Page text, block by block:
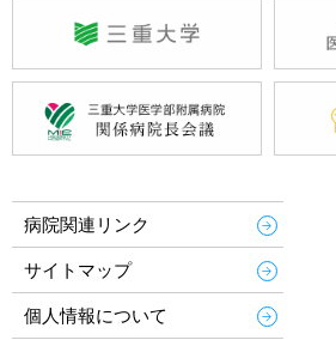
病院関連リンク
サイトマップ
個人情報について